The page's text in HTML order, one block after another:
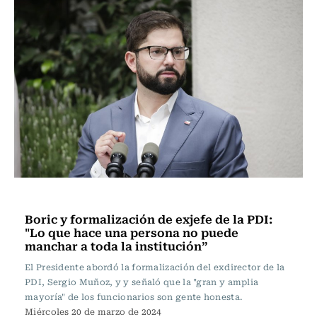
Boric y formalización de exjefe de la PDI:
"Lo que hace una persona no puede
manchar a toda la institución”
El Presidente abordó la formalización del exdirector de la
PDI, Sergio Muñoz, y y señaló que la "gran y amplia
mayoría" de los funcionarios son gente honesta.
Miércoles 20 de marzo de 2024